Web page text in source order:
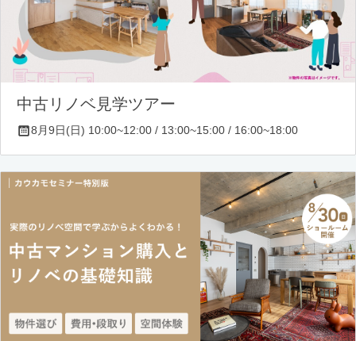
中古リノベ見学ツアー
8月9日(日) 10:00~12:00 / 13:00~15:00 / 16:00~18:00